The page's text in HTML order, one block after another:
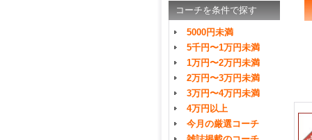
コーチを条件で探す
5000円未満
5千円〜1万円未満
1万円〜2万円未満
2万円〜3万円未満
3万円〜4万円未満
4万円以上
今月の厳選コーチ